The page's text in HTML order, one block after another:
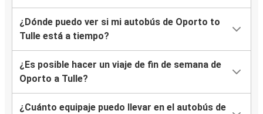
¿Dónde puedo ver si mi autobús de Oporto to
Tulle está a tiempo?
¿Es posible hacer un viaje de fin de semana de
Oporto a Tulle?
¿Cuánto equipaje puedo llevar en el autobús de